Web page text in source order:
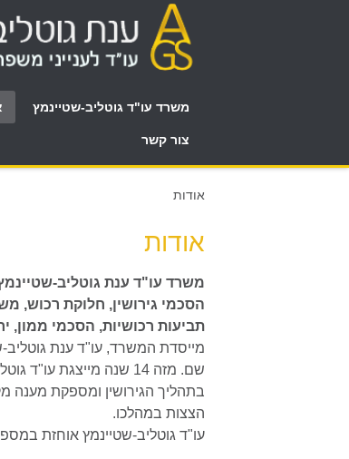
משרד עו"ד גוטליב-שטיינמץ
צור קשר
אודות
אודות
משרד עו"ד ענת גוטליב-
הסכמי גירושין, חלוקת רכוש,
תביעות רכושיות, הסכמי ממון,
מייסדת המשרד, עו"ד ענת גוטליב-
שם. מזה 14 שנה מייצגת
בתהליך הגירושין ומספקת מענה
הצצות במהלכו.
עו"ד גוטליב-שטיינמץ אוחזת